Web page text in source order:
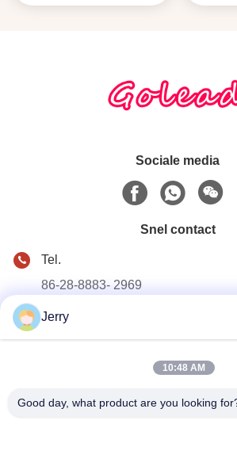
Sociale media
Snel contact
Tel.
86-28-8883- 2969
E-mail
jerry@goleadmedical.com
Tianfu-Streek de Vrijhandelszone, van
Jerry
10:48 AM
Good day, what product are you looking